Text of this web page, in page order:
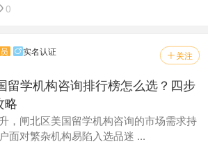
0
 关注
实名认证
留学机构咨询排行榜怎么选？四步
略
，闸北区美国留学机构咨询的市场需求持
面对繁杂机构易陷入选品迷 ...